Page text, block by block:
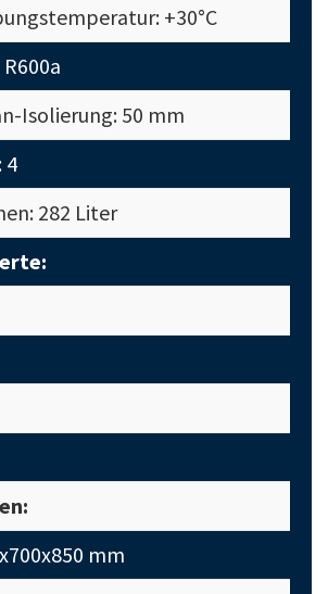
+30°C
Isolierung: 50 mm
4
282 Liter
mm